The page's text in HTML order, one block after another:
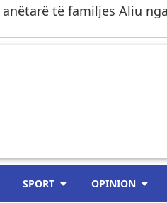
të familjes Aliu
SPORT OPINION